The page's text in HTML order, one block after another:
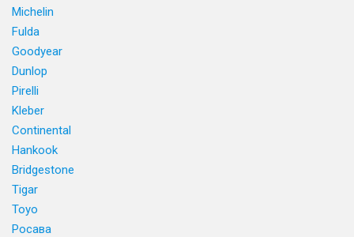
Michelin
Fulda
Goodyear
Dunlop
Pirelli
Kleber
Continental
Hankook
Bridgestone
Tigar
Toyo
Росава